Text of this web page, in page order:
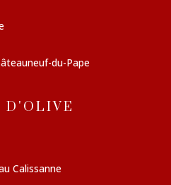
du-Pape
D'OLIVE
Calissanne